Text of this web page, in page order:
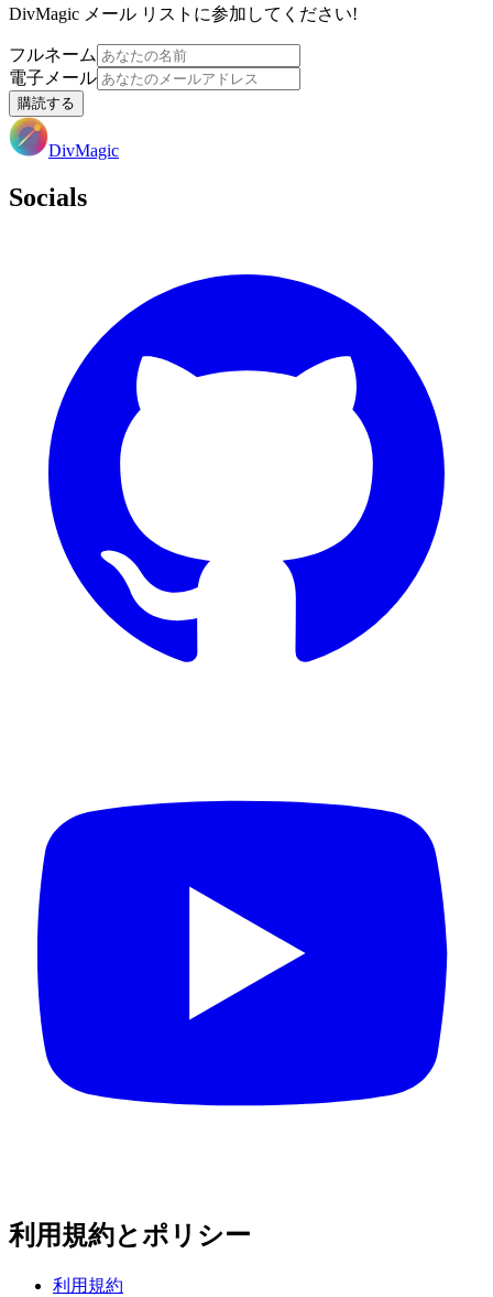
DivMagic メール リストに参加してください!
フルネーム
電子メール
購読する
DivMagic
Socials
利用規約とポリシー
利用規約